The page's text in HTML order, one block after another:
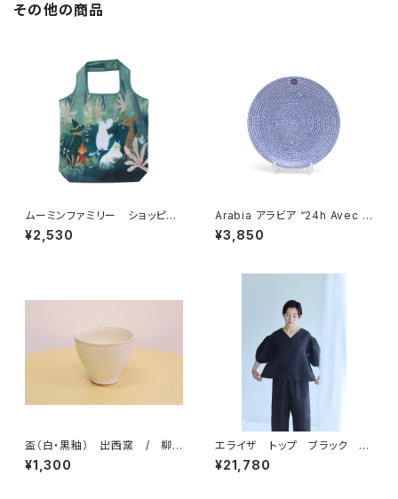
その他の商品
ムーミンファミリー ショッピン
グバッグ エコバッグ byプル
ートプロダクテル
¥2,530
Arabia アラビア “24h Avec ア
ベック” プレート 20cm
¥3,850
盃（白・黒釉） 出西窯 / 柳
宗理ディレクション出西窯シリー
ズ
¥1,300
エライザ トップ ブラック
／ fog linen work フォグリ
ネンワーク
¥21,780